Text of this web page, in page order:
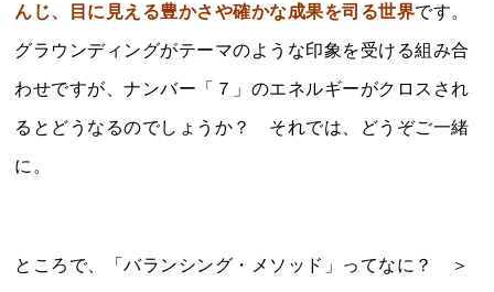
んじ、目に見える豊かさや確かな成果を司る世界です。
グラウンディングがテーマのような印象を受ける組み合
わせですが、ナンバー「７」のエネルギーがクロスされ
るとどうなるのでしょうか？ それでは、どうぞご一緒
に。
ところで、「バランシング・メソッド」ってなに？ ＞